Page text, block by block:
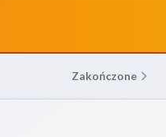
Zakończone